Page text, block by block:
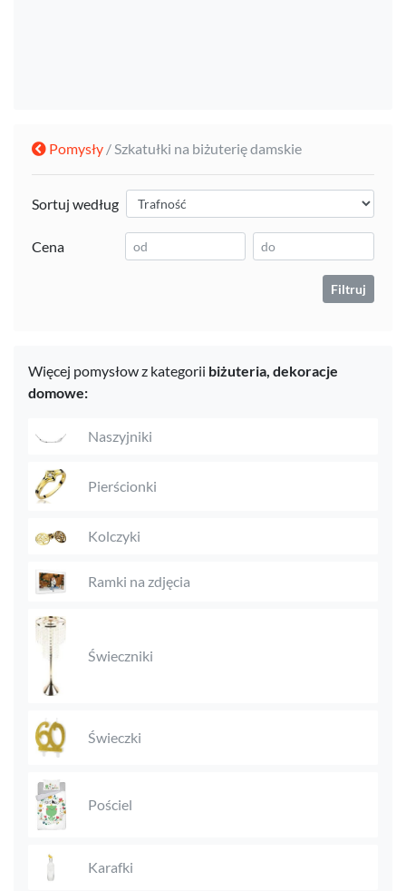
Pomysły / Szkatułki na biżuterię damskie
Sortuj według
Cena
Filtruj
Więcej pomysłow z kategorii biżuteria, dekoracje
domowe:
Naszyjniki
Pierścionki
Kolczyki
Ramki na zdjęcia
Świeczniki
Świeczki
Pościel
Karafki